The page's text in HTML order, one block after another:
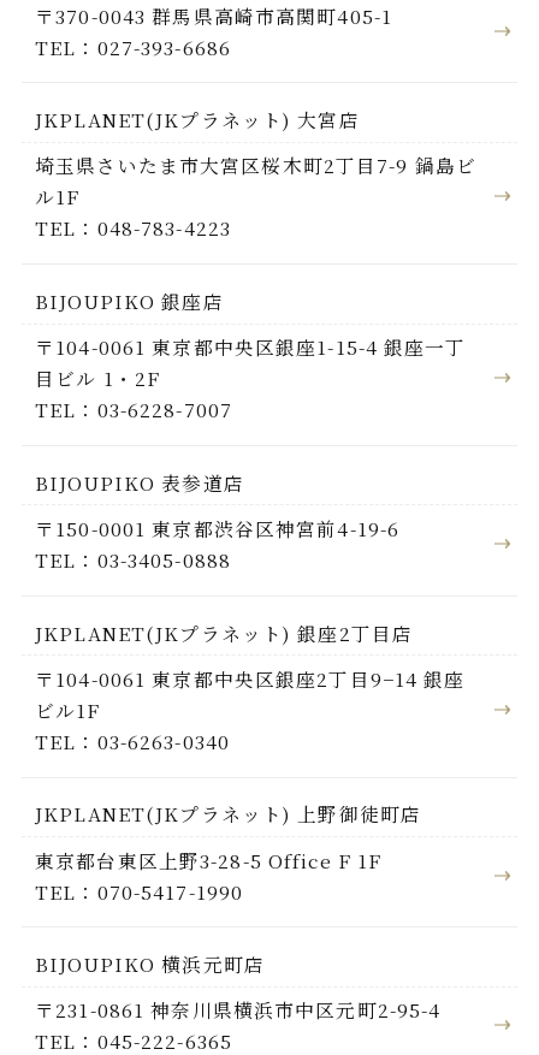
〒370-0043 群馬県高崎市高関町405-1
TEL：027-393-6686
JKPLANET(JKプラネット) 大宮店
埼玉県さいたま市大宮区桜木町2丁目7-9 鍋島ビ
ル1F
TEL：048-783-4223
BIJOUPIKO 銀座店
〒104-0061 東京都中央区銀座1-15-4 銀座一丁
目ビル 1・2F
TEL：03-6228-7007
BIJOUPIKO 表参道店
〒150-0001 東京都渋谷区神宮前4-19-6
TEL：03-3405-0888
JKPLANET(JKプラネット) 銀座2丁目店
〒104-0061 東京都中央区銀座2丁目9−14 銀座
ビル1F
TEL：03-6263-0340
JKPLANET(JKプラネット) 上野御徒町店
東京都台東区上野3-28-5 Office F 1F
TEL：070-5417-1990
BIJOUPIKO 横浜元町店
〒231-0861 神奈川県横浜市中区元町2-95-4
TEL：045-222-6365